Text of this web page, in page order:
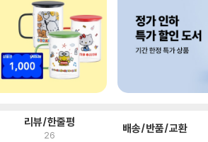
리뷰/한줄평
26 배송/반품/교환